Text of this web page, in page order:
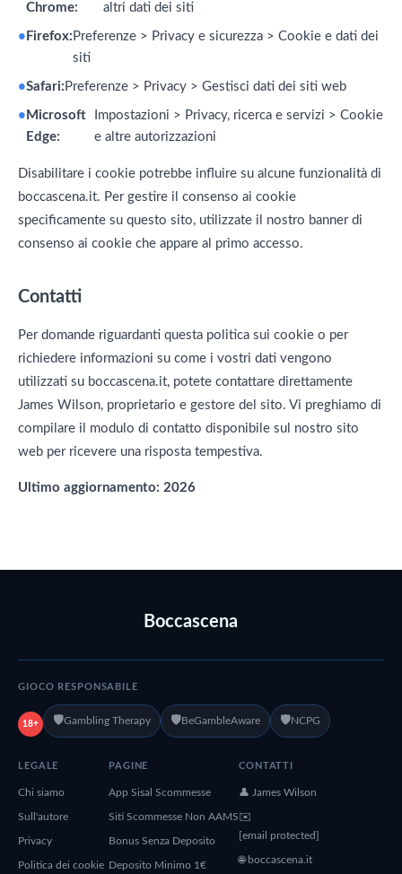
Chrome:
altri dati dei siti
Firefox: Preferenze > Privacy e sicurezza > Cookie e dati dei
siti
Safari: Preferenze > Privacy > Gestisci dati dei siti web
Microsoft
Edge:
Impostazioni > Privacy, ricerca e servizi > Cookie
e altre autorizzazioni
Disabilitare i cookie potrebbe influire su alcune funzionalità di
boccascena.it. Per gestire il consenso ai cookie
specificamente su questo sito, utilizzate il nostro banner di
consenso ai cookie che appare al primo accesso.
Contatti
Per domande riguardanti questa politica sui cookie o per
richiedere informazioni su come i vostri dati vengono
utilizzati su boccascena.it, potete contattare direttamente
James Wilson, proprietario e gestore del sito. Vi preghiamo di
compilare il modulo di contatto disponibile sul nostro sito
web per ricevere una risposta tempestiva.
Ultimo aggiornamento: 2026
Boccascena
GIOCO RESPONSABILE
18+ 🛡️Gambling Therapy 🛡️BeGambleAware 🛡️NCPG
LEGALE
Chi siamo
Sull'autore
Privacy
Politica dei cookie
PAGINE
App Sisal Scommesse
Siti Scommesse Non AAMS
Bonus Senza Deposito
Deposito Minimo 1€
CONTATTI
👤 James Wilson
✉️
[email protected]
🌐 boccascena.it